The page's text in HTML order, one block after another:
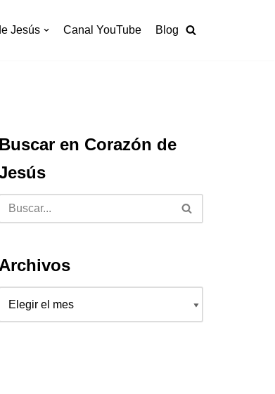
Jesús Canal YouTube Blog
Buscar en Corazón de
Archivos